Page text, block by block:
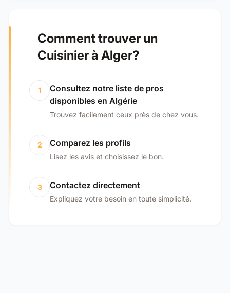
Comment trouver un
Cuisinier à Alger?
1
Consultez notre liste de pros
disponibles en Algérie
Trouvez facilement ceux près de chez vous.
2 Comparez les profils
Lisez les avis et choisissez le bon.
3 Contactez directement
Expliquez votre besoin en toute simplicité.